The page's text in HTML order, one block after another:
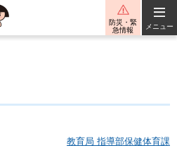
防災・緊
急情報
メニュー
教育局 指導部保健体育課